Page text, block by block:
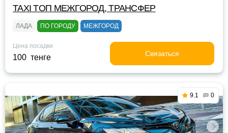
TAXI TOП МЕЖГОРОД, ТРАНСФЕР
ЛАДА ПО ГОРОДУ МЕЖГОРОД
Цена посадки
100 тенге Связаться
9.1 0